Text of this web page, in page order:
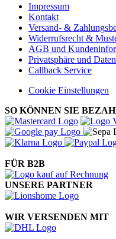
Impressum
Kontakt
Versand- &
Widerrufsrecht &
AGB und
Privatsphäre und
Callback Service
Cookie Einstellungen
SO KÖNNEN SIE
FÜR B2B
UNSERE PARTNER
WIR VERSENDEN MIT